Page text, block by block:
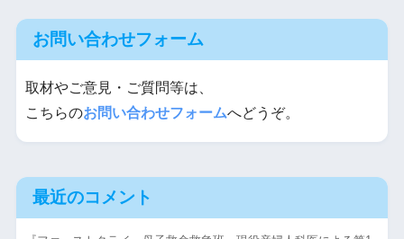
お問い合わせフォーム
取材やご意見・ご質問等は、
こちらのお問い合わせフォームへどうぞ。
最近のコメント